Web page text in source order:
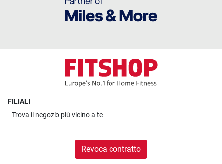
FILIALI
Trova il negozio più vicino a te
Revoca contratto